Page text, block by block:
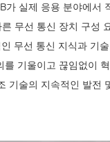
실제 응용 분야에
무선 통신 장치 구성
무선 통신 지식과 기
기울이고 끊임없이
기술의 지속적인 발